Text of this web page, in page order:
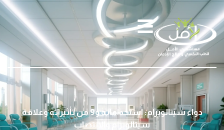
دواء سيتالوبرام: استخداماته و9 من تأثيراته وعلاقة
سيتالوبرام والانتصاب